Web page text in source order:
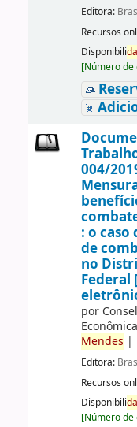
Editora:
Recursos
Disponibilida
[Número de
004/
: o caso
de
no
Federal
por
Mendes |
Editora:
Recursos
Disponibilida
[Número de